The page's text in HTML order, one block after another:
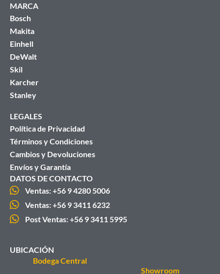
MARCA
Bosch
Makita
Einhell
DeWalt
Skil
Karcher
Stanley
LEGALES
Política de Privacidad
Términos y Condiciones
Cambios y Devoluciones
Envíos y Garantía
DATOS DE CONTACTO
Ventas: +56 9 4280 5006
Ventas: +56 9 3411 6232
Post Ventas: +56 9 3411 5995
UBICACIÓN
Bodega Central
Showroom